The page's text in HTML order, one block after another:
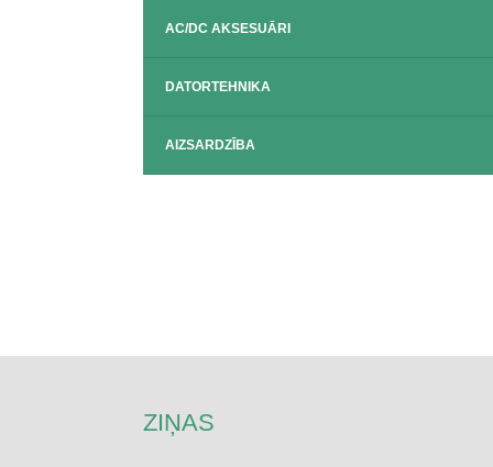
AC/DC AKSESUĀRI
DATORTEHNIKA
AIZSARDZĪBA
ZIŅAS